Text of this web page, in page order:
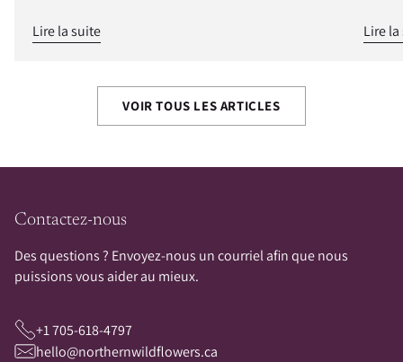
Lire la suite Lire
VOIR TOUS LES ARTICLES
Contactez-nous
Des questions ? Envoyez-nous un courriel afin que nous
puissions vous aider au mieux.
+1 705-618-4797
hello@northernwildflowers.ca